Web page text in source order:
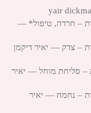
– חרדה, טיפול* —
– צדק — יאיר דיקמן
– סליחת מוחל — יאיר
– נחמה — יאיר